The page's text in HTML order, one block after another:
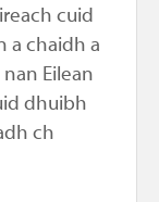
cuid
a chaidh a
Eilean
dhuibh
ch